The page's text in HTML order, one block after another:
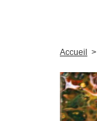
Accueil >